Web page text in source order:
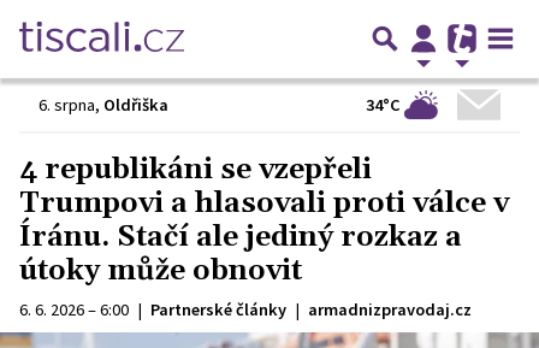
6. srpna, Oldřiška 34°C
4 republikáni se vzepřeli
Trumpovi a hlasovali proti válce v
Íránu. Stačí ale jediný rozkaz a
útoky může obnovit
6. 6. 2026 – 6:00 | Partnerské články | armadnizpravodaj.cz